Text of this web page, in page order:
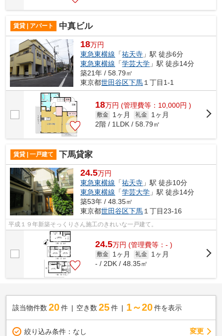
賃貸 | アパート 中真ビル
18万円
東急東横線 「祐天寺 」駅 徒歩6分
東急東横線 「学芸大学 」駅 徒歩14分
築21年 / 58.79㎡
東京都世田谷区下馬 １丁目1-1
18万円 (管理費等：10,000円 )
敷金 1ヶ月 礼金
1ヶ月
2階 / 1LDK / 58.79㎡
賃貸 | 一戸建て 下馬貸家
24.5万円
東急東横線 「祐天寺 」駅 徒歩10分
東急東横線 「学芸大学 」駅 徒歩14分
築53年 / 48.35㎡
東京都世田谷区下馬 １丁目23-16
平成１９年新築そっくりさん施工のきれいな一戸建て。
24.5万円 (管理費等：- )
敷金 1ヶ月 礼金
1ヶ月
- / 2DK / 48.35㎡
該当物件数 20件 空き数 25 件 1～20 件を表示
絞り込み条件： なし 変更